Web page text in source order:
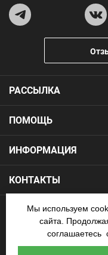
ПОМОЩЬ
ИНФОРМАЦИЯ
КОНТАКТЫ
РАССЫЛКА
Copyright 2026.Все права
— продажа футбольной
Мы используем
сайта.
соглашаетесь